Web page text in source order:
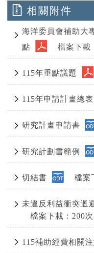
相關附件
海洋委員會補助大
點
檔案下載
115年重點議題
115年申請計畫總表
研究計畫申請書
研究計劃書範例
切結書 檔案
未違反利益衝突迴
檔案下載：200次
115補助經費相關